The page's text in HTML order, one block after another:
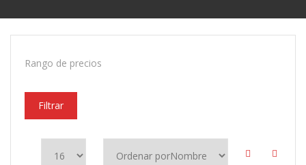
Rango de precios
Filtrar